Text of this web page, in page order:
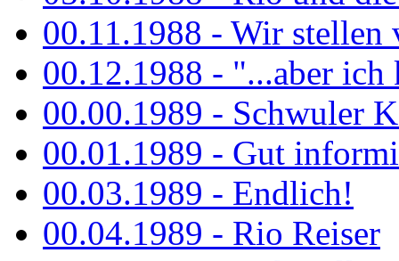
00.11.1988 - Wir stellen
00.12.1988 - "...aber ich
00.00.1989 - Schwuler
00.01.1989 - Gut
00.03.1989 - Endlich!
00.04.1989 - Rio Reiser